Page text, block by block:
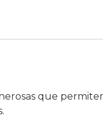
que